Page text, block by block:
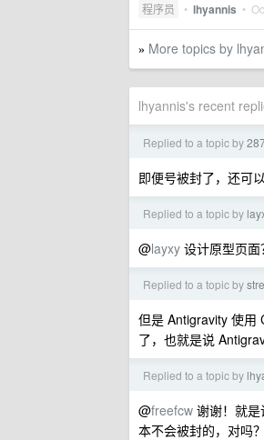
程序员 • lhyannis •
» More topics by
lhyannis's recent
Replied to a topic by
即便号被封了，还可
Replied to a topic by
@layxy 设计原型页面
Replied to a topic by
但是 Antigravity 使用
了，也就是说
Replied to a topic by
@freefcw 谢谢！就
本不会被封的，对吗？